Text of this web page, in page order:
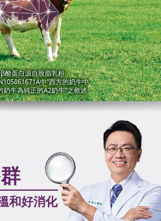
酪蛋白源自脫脂乳粉
中"西方的奶牛中
奶牛為純正的A2奶牛"之敘述
和好消化